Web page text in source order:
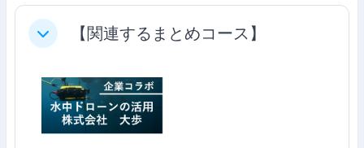
折りたたむ【関連するまとめコース】